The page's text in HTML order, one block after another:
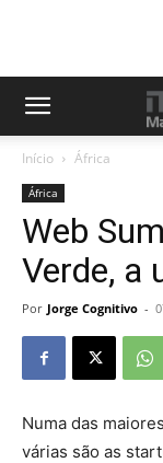
Início África
África
Web
Verde, a
Por Jorge Cognitivo -
Numa das
várias são as